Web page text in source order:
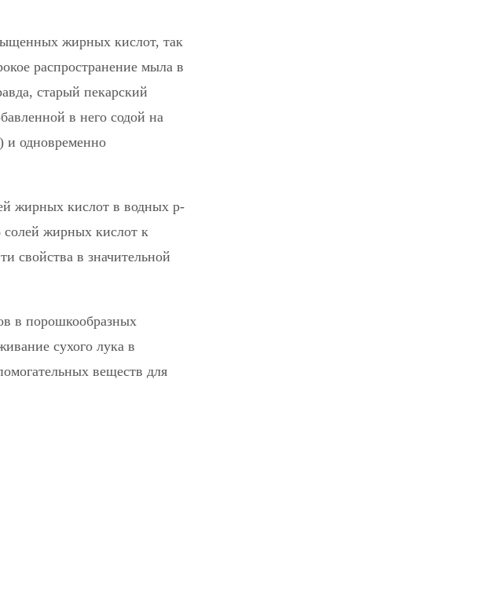
жирных кислот, так
распространение мыла в
старый пекарский
в него содой на
и одновременно
жирных кислот в водных р-
жирных кислот к
свойства в значительной
в порошкообразных
сухого лука в
веществ для